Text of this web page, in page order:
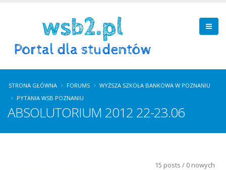
STRONA GŁÓWNA FORUMS
WYŻSZA SZKOŁA BANKOWA W POZNANIU
PYTANIA WSB POZNANIU
ABSOLUTORIUM 2012 22-23.06
15 posts / 0 nowych